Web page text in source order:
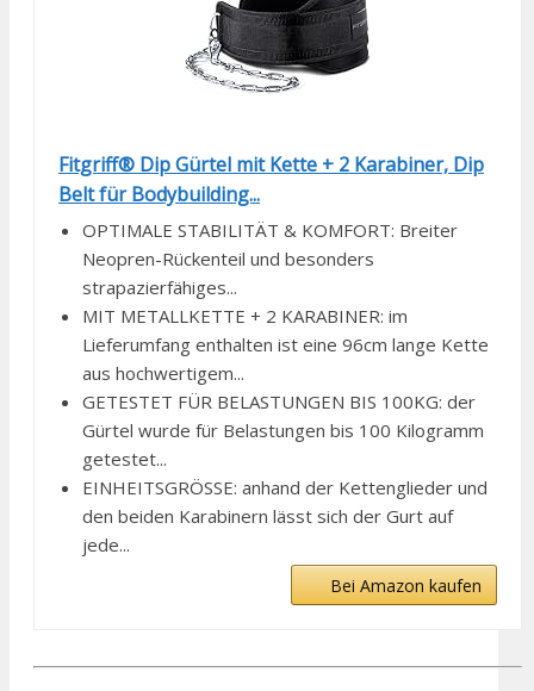
Fitgriff® Dip Gürtel mit Kette + 2 Karabiner, Dip
Belt für Bodybuilding...
OPTIMALE STABILITÄT & KOMFORT: Breiter
Neopren-Rückenteil und besonders
strapazierfähiges...
MIT METALLKETTE + 2 KARABINER: im
Lieferumfang enthalten ist eine 96cm lange Kette
aus hochwertigem...
GETESTET FÜR BELASTUNGEN BIS 100KG: der
Gürtel wurde für Belastungen bis 100 Kilogramm
getestet...
EINHEITSGRÖSSE: anhand der Kettenglieder und
den beiden Karabinern lässt sich der Gurt auf
jede...
Bei Amazon kaufen